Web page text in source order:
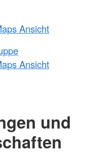
Ansicht
Ansicht
und